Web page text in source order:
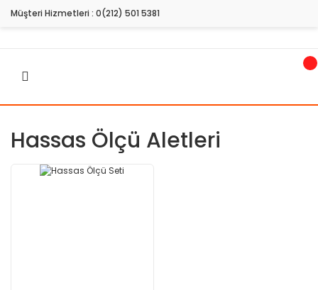
Müşteri Hizmetleri : 0(212) 501 5381
Hassas Ölçü Aletleri